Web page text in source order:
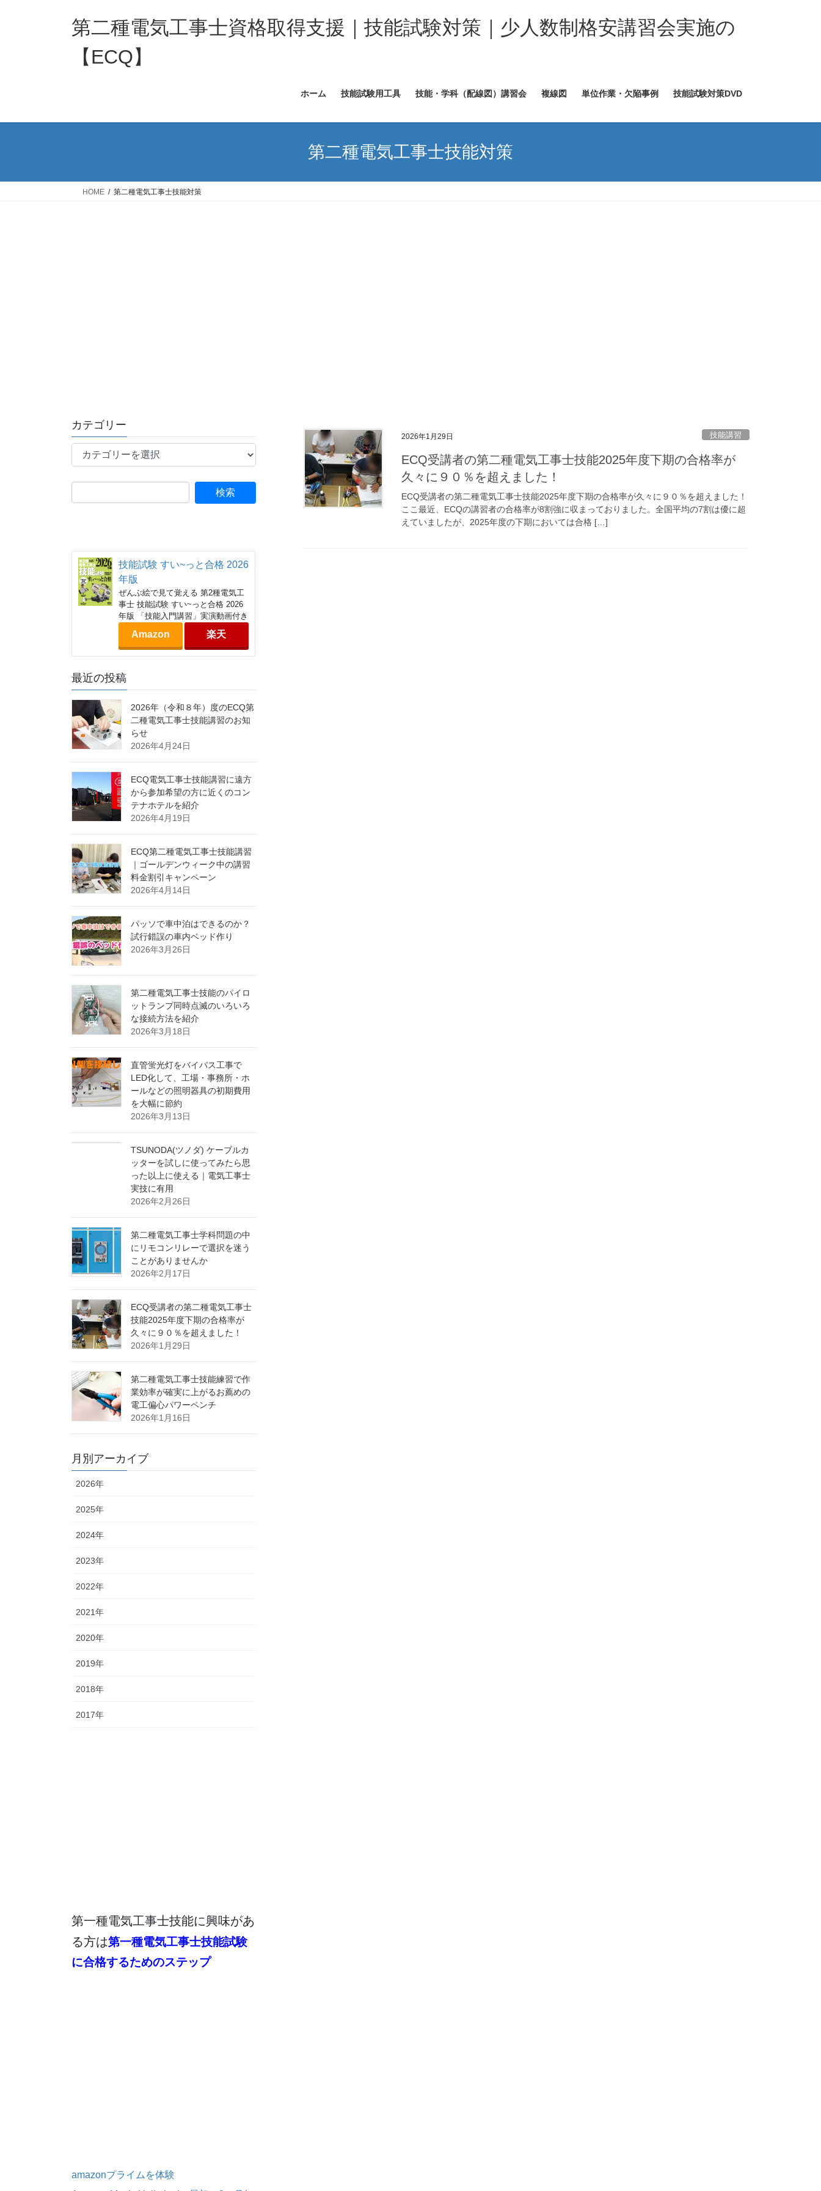
ッ
移
第二種電気工事士資格取得支援｜技能試験対策｜少人数制格安講習会実施の
【ECQ】
ホーム 技能試験用工具 技能・学科（配線図）講習会 複線図 単位作業・欠陥事例 技能試験対策DVD
第二種電気工事士技能対策
HOME 第二種電気工事士技能対策
2026年1月29日 技能講習
ECQ受講者の第二種電気工事士技能2025年度下期の合格率が
久々に９０％を超えました！
ECQ受講者の第二種電気工事士技能2025年度下期の合格率が久々に９０％を超えました！
ここ最近、ECQの講習者の合格率が8割強に収まっておりました。全国平均の7割は優に超
えていましたが、2025年度の下期においては合格 […]
カテゴリー
テ
技能試験 すい~っと合格 2026
年版
ぜんぶ絵で見て覚える 第2種電気工
事士 技能試験 すい~っと合格 2026
年版 「技能入門講習」実演動画付き
Amazon 楽天
最近の投稿
2026年（令和８年）度のECQ第
二種電気工事士技能講習のお知
らせ
2026年4月24日
ECQ電気工事士技能講習に遠方
から参加希望の方に近くのコン
テナホテルを紹介
2026年4月19日
ECQ第二種電気工事士技能講習
｜ゴールデンウィーク中の講習
料金割引キャンペーン
2026年4月14日
パッソで車中泊はできるのか？
試行錯誤の車内ベッド作り
2026年3月26日
第二種電気工事士技能のパイロ
ットランプ同時点滅のいろいろ
な接続方法を紹介
2026年3月18日
直管蛍光灯をバイパス工事で
LED化して、工場・事務所・ホ
ールなどの照明器具の初期費用
を大幅に節約
2026年3月13日
TSUNODA(ツノダ) ケーブルカ
ッターを試しに使ってみたら思
った以上に使える｜電気工事士
実技に有用
2026年2月26日
第二種電気工事士学科問題の中
にリモコンリレーで選択を迷う
ことがありませんか
2026年2月17日
ECQ受講者の第二種電気工事士
技能2025年度下期の合格率が
久々に９０％を超えました！
2026年1月29日
第二種電気工事士技能練習で作
業効率が確実に上がるお薦めの
電工偏心パワーペンチ
2026年1月16日
月別アーカイブ
2026年
2025年
2024年
2023年
2022年
2021年
2020年
2019年
2018年
2017年
第一種電気工事士技能に興味があ
る方は第一種電気工事士技能試験
に合格するためのステップ
amazonプライムを体験